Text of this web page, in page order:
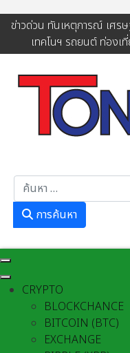
ข่าวด่วน ทันเหตุการณ์ เศร
เทคโนฯ รถยนต์ ท่องเ
การค้นหา
CRYPTO
BLOCKCHANCE
BITCOIN (BTC)
EXCHANGE